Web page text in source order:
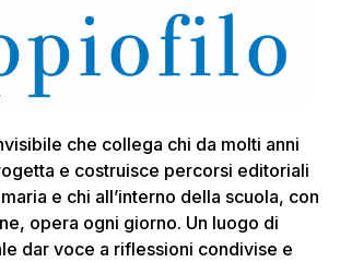
che collega chi da molti anni
e costruisce percorsi editoriali
e chi all’interno della scuola, con
opera ogni giorno. Un luogo di
dar voce a riflessioni condivise e